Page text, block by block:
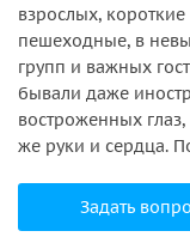
взрослых,
пешеходные, в
групп и важных
бывали даже
востроженных
же руки и сердца.
Задать